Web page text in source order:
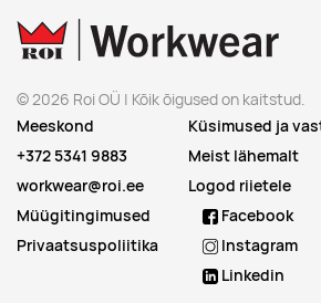
© 2026 Roi OÜ | Kõik õigused on kaitstud.
Meeskond
+372 5341 9883
workwear@roi.ee
Küsimused ja
Meist lähemalt
Logod riietele
Müügitingimused
Privaatsuspoliitika
Facebook
Instagram
Linkedin